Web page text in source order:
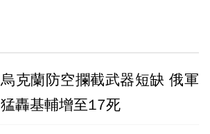
烏克蘭防空攔截武器短缺 俄軍
猛轟基輔增至17死